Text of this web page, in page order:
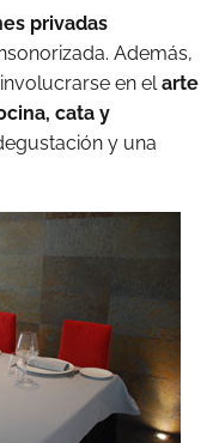
privadas
Además,
en elarte
cata y
y una